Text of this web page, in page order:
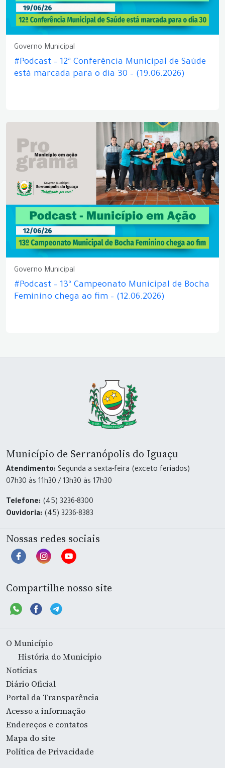
Governo Municipal
#Podcast – 12ª Conferência Municipal de Saúde
está marcada para o dia 30 – (19.06.2026)
Governo Municipal
#Podcast – 13º Campeonato Municipal de Bocha
Feminino chega ao fim – (12.06.2026)
Município de Serranópolis do Iguaçu
Atendimento: Segunda a sexta-feira (exceto feriados)
07h30 às 11h30 / 13h30 às 17h30
Telefone: (45) 3236-8300
Ouvidoria: (45) 3236-8383
Nossas redes sociais
Compartilhe nosso site
O Município
História do Município
Notícias
Diário Oficial
Portal da Transparência
Acesso a informação
Endereços e contatos
Mapa do site
Política de Privacidade